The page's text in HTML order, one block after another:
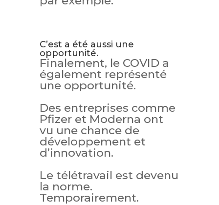
C’est a été aussi une
opportunité.
Finalement, le COVID a
également représenté
une opportunité.
Des entreprises comme
Pfizer et Moderna ont
vu une chance de
développement et
d’innovation.
Le télétravail est devenu
la norme.
Temporairement.